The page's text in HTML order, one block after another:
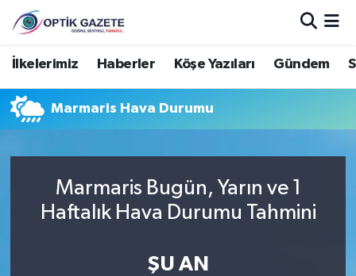
İlkelerimiz Haberler Köşe Yazıları Gündem
Marmaris Hava Durumu
Marmaris Bugün, Yarın ve 1
Haftalık Hava Durumu Tahmini
ŞU AN
Nöbetçi Eczaneler
Hava Durumu
Trafik Durumu
Süper Lig Puan Durumu ve Fikstür